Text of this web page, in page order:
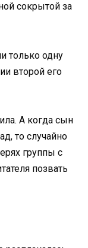
сокрытой за
только одну
второй его
А когда сын
то случайно
группы с
позвать